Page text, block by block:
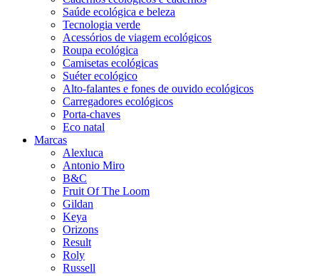
Saúde ecológica e beleza
Tecnologia verde
Acessórios de viagem ecológicos
Roupa ecológica
Camisetas ecológicas
Suéter ecológico
Alto-falantes e fones de ouvido ecológicos
Carregadores ecológicos
Porta-chaves
Eco natal
Marcas
Alexluca
Antonio Miro
B&C
Fruit Of The Loom
Gildan
Keya
Orizons
Result
Roly
Russell